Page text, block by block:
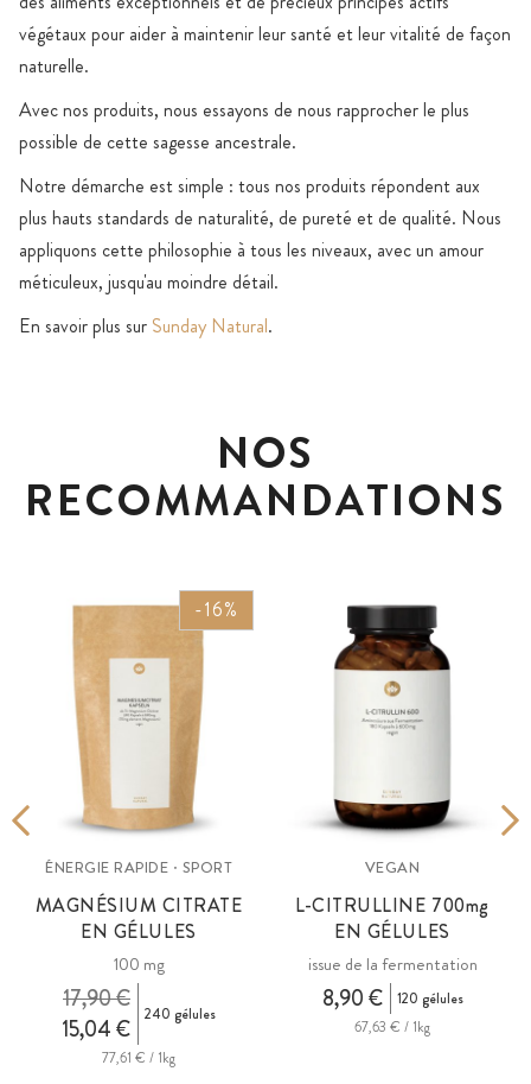
végétaux pour aider à maintenir leur santé et leur vitalité de façon
naturelle.
Avec nos produits, nous essayons de nous rapprocher le plus
possible de cette sagesse ancestrale.
Notre démarche est simple : tous nos produits répondent aux
plus hauts standards de naturalité, de pureté et de qualité. Nous
appliquons cette philosophie à tous les niveaux, avec un amour
méticuleux, jusqu'au moindre détail.
En savoir plus sur Sunday Natural.
NOS
RECOMMANDATIONS
-16%
ÉNERGIE RAPIDE · SPORT
MAGNÉSIUM CITRATE
EN GÉLULES
100 mg
15,04 €
17,90 € 240 gélules
77,61 € / 1kg
VEGAN
L-CITRULLINE 700mg
EN GÉLULES
issue de la fermentation
8,90 €
120 gélules
67,63 € / 1kg